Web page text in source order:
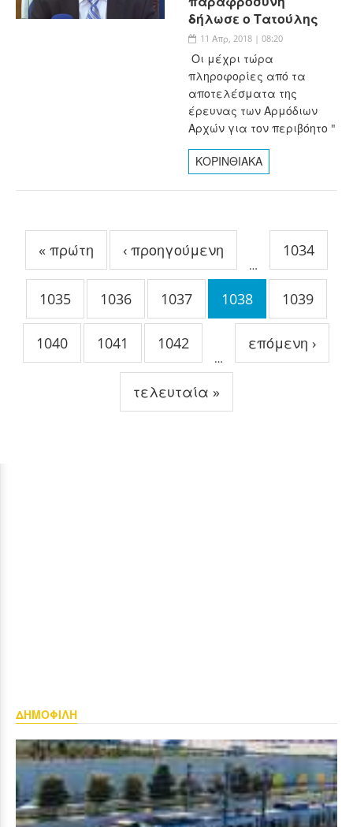
δήλωσε ο Τατούλης
11 Απρ, 2018 | 08:20
Οι μέχρι τώρα
πληροφορίες από τα
αποτελέσματα της
έρευνας των Αρμόδιων
Αρχών για τον περιβόητο "
ΚΟΡΙΝΘΙΑΚΑ
« πρώτη ‹ προηγούμενη
…
1034
1035 1036 1037 1038 1039
1040 1041 1042
…
επόμενη ›
τελευταία »
ΔΗΜΟΦΙΛΗ